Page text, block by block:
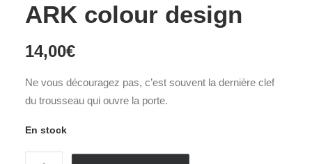
ARK colour design
14,00€
Ne vous découragez pas, c’est souvent la dernière clef
du trousseau qui ouvre la porte.
En stock